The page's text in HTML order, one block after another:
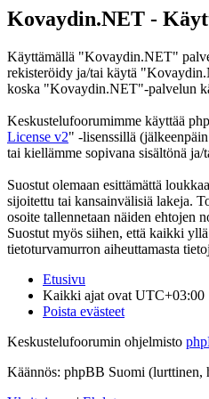
Kovaydin.NET -
Käyttämällä "Kovaydin.NET"
rekisteröidy ja/tai käytä
koska "Kovaydin.NET"-palvelun
Keskustelufoorumimme käyttää
License v2" -lisenssillä
tai kiellämme sopivana sisältönä ja/
Suostut olemaan esittämättä
sijoitettu tai kansainvälisiä lakeja.
osoite tallennetaan näiden ehtojen
Suostut myös siihen, että kaikki
tietoturvamurron aiheuttamasta
Etusivu
Kaikki ajat ovat UTC+03:00
Poista evästeet
Keskustelufoorumin ohjelmisto
Käännös: phpBB Suomi (lurttinen,